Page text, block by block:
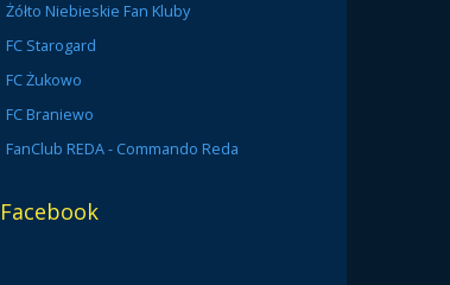
Żółto Niebieskie Fan Kluby
FC Starogard
FC Żukowo
FC Braniewo
FanClub REDA - Commando Reda
Facebook